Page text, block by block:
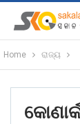
Home ରାଜ୍ୟ